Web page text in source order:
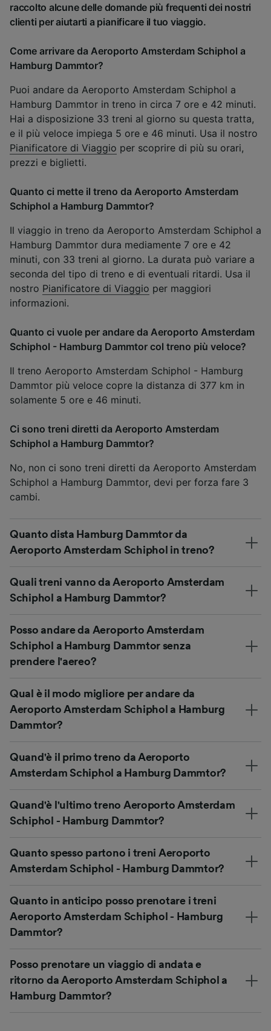
raccolto alcune delle domande più frequenti dei nostri
clienti per aiutarti a pianificare il tuo viaggio.
Come arrivare da Aeroporto Amsterdam Schiphol a
Hamburg Dammtor?
Puoi andare da Aeroporto Amsterdam Schiphol a
Hamburg Dammtor in treno in circa 7 ore e 42 minuti.
Hai a disposizione 33 treni al giorno su questa tratta,
e il più veloce impiega 5 ore e 46 minuti. Usa il nostro
Pianificatore di Viaggio per scoprire di più su orari,
prezzi e biglietti.
Quanto ci mette il treno da Aeroporto Amsterdam
Schiphol a Hamburg Dammtor?
Il viaggio in treno da Aeroporto Amsterdam Schiphol a
Hamburg Dammtor dura mediamente 7 ore e 42
minuti, con 33 treni al giorno. La durata può variare a
seconda del tipo di treno e di eventuali ritardi. Usa il
nostro Pianificatore di Viaggio per maggiori
informazioni.
Quanto ci vuole per andare da Aeroporto Amsterdam
Schiphol - Hamburg Dammtor col treno più veloce?
Il treno Aeroporto Amsterdam Schiphol - Hamburg
Dammtor più veloce copre la distanza di 377 km in
solamente 5 ore e 46 minuti.
Ci sono treni diretti da Aeroporto Amsterdam
Schiphol a Hamburg Dammtor?
No, non ci sono treni diretti da Aeroporto Amsterdam
Schiphol a Hamburg Dammtor, devi per forza fare 3
cambi.
Quanto dista Hamburg Dammtor da
Aeroporto Amsterdam Schiphol in treno?
Quali treni vanno da Aeroporto Amsterdam
Schiphol a Hamburg Dammtor?
Posso andare da Aeroporto Amsterdam
Schiphol a Hamburg Dammtor senza
prendere l'aereo?
Qual è il modo migliore per andare da
Aeroporto Amsterdam Schiphol a Hamburg
Dammtor?
Quand'è il primo treno da Aeroporto
Amsterdam Schiphol a Hamburg Dammtor?
Quand'è l'ultimo treno Aeroporto Amsterdam
Schiphol - Hamburg Dammtor?
Quanto spesso partono i treni Aeroporto
Amsterdam Schiphol - Hamburg Dammtor?
Quanto in anticipo posso prenotare i treni
Aeroporto Amsterdam Schiphol - Hamburg
Dammtor?
Posso prenotare un viaggio di andata e
ritorno da Aeroporto Amsterdam Schiphol a
Hamburg Dammtor?